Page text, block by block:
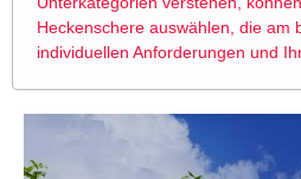
Heckenschere auswählen, die am
individuellen Anforderungen und